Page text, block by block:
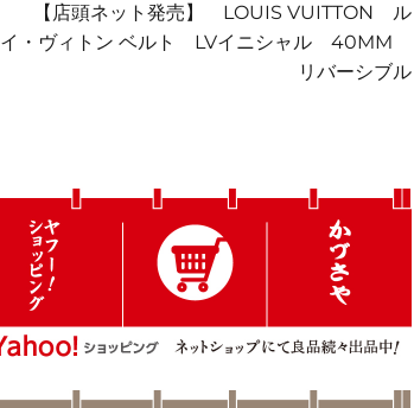
の
【店頭ネット発売】 LOUIS VUITTON ル
イ・ヴィトン ベルト LVイニシャル 40MM
リバーシブル